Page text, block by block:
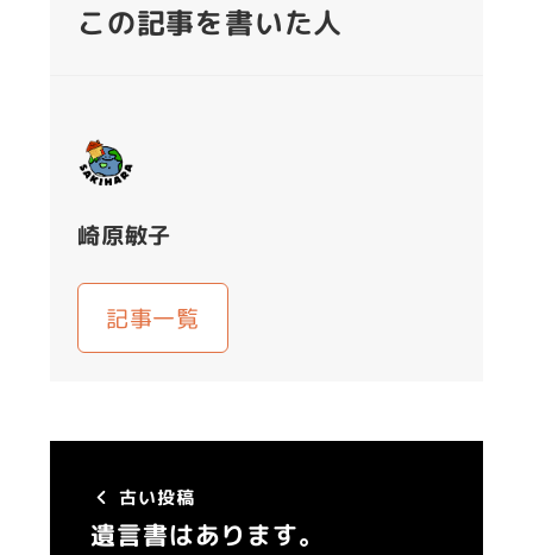
この記事を書いた人
崎原敏子
記事一覧
古い投稿
遺言書はあります。